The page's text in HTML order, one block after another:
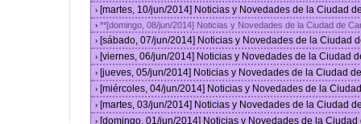
› [martes, 10/jun/2014] Noticias y Novedades de la Ciudad
› **[domingo, 08/jun/2014] Noticias y Novedades de la Ciudad de
› [sábado, 07/jun/2014] Noticias y Novedades de la Ciudad
› [viernes, 06/jun/2014] Noticias y Novedades de la Ciudad
› [jueves, 05/jun/2014] Noticias y Novedades de la Ciudad
› [miércoles, 04/jun/2014] Noticias y Novedades de la
› [martes, 03/jun/2014] Noticias y Novedades de la Ciudad
› [domingo, 01/jun/2014] Noticias y Novedades de la